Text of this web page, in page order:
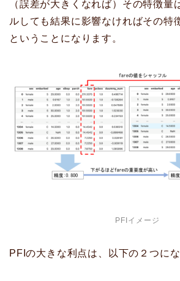
（誤差が大きくなれば）その特徴量
ルしても結果に影響なければその特
ということになります。
PFIイメージ
PFIの大きな利点は、以下の２つにな